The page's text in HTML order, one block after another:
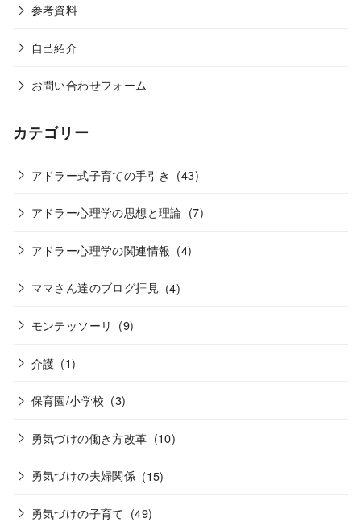
参考資料
自己紹介
お問い合わせフォーム
カテゴリー
アドラー式子育ての手引き (43)
アドラー心理学の思想と理論 (7)
アドラー心理学の関連情報 (4)
ママさん達のブログ拝見 (4)
モンテッソーリ (9)
介護 (1)
保育園/小学校 (3)
勇気づけの働き方改革 (10)
勇気づけの夫婦関係 (15)
勇気づけの子育て (49)